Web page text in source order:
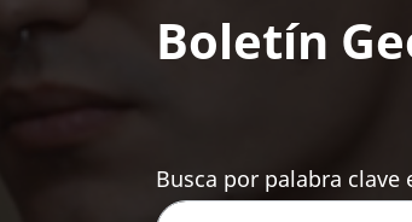
Boletín
Busca por palabra